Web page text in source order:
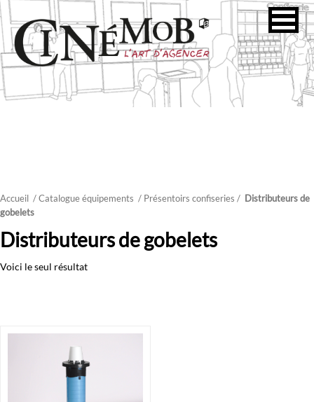
Accueil / Catalogue équipements / Présentoirs confiseries / Distributeurs de
gobelets
Distributeurs de gobelets
Voici le seul résultat